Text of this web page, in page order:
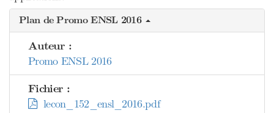
Plan de Promo ENSL 2016
Auteur :
Promo ENSL 2016
Fichier :
lecon_152_ensl_2016.pdf